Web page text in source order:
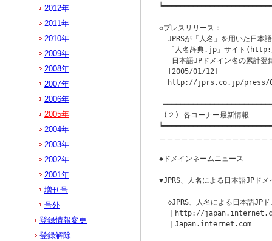
◇プレスリリース：
JPRSが「人名」を用いた日本
「人名辞典.jp」サイト
‐日本語JPドメイン名の累計登
  [2005/01/12]
http://jprs.co.jp/press/
(２) 各コーナー最新情報
◆ドメインネームニュー
▼JPRS、人名による日本語JPド
◇JPRS、人名による日本語JPド
｜http://
  ｜Japan.internet.com
2012年
2011年
2010年
2009年
2008年
2007年
2006年
2005年
2004年
2003年
2002年
2001年
増刊号
号外
登録情報変更
登録解除